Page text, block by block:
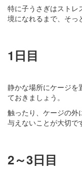
特に子うさぎはストレ
境になれるまで、そっ
1日目
静かな場所にケージを
ておきましょう。
触ったり、ケージの外
与えないことが大切で
2～3日目